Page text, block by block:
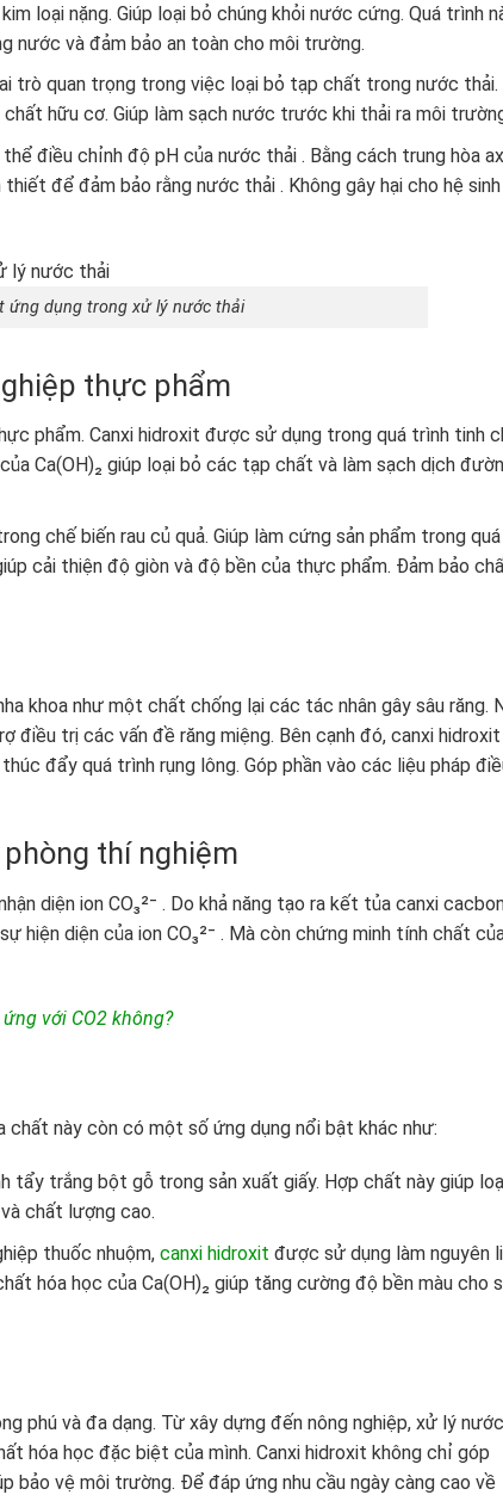
loại nặng. Giúp loại bỏ chúng khỏi nước cứng. Quá trình
nước và đảm bảo an toàn cho môi trường.
trò quan trọng trong việc loại bỏ tạp chất trong nước thải.
hữu cơ. Giúp làm sạch nước trước khi thải ra môi
điều chỉnh độ pH của nước thải . Bằng cách trung hòa
để đảm bảo rằng nước thải . Không gây hại cho hệ sinh
ứng dụng trong xử lý nước thải
thực phẩm
phẩm. Canxi hidroxit được sử dụng trong quá trình tinh
Ca(OH)₂ giúp loại bỏ các tạp chất và làm sạch dịch
chế biến rau củ quả. Giúp làm cứng sản phẩm trong quá
cải thiện độ giòn và độ bền của thực phẩm. Đảm bảo
khoa như một chất chống lại các tác nhân gây sâu răng.
điều trị các vấn đề răng miệng. Bên cạnh đó, canxi hidroxit
đẩy quá trình rụng lông. Góp phần vào các liệu pháp
thí nghiệm
diện ion CO₃²⁻ . Do khả năng tạo ra kết tủa canxi
hiện diện của ion CO₃²⁻ . Mà còn chứng minh tính chất
với CO2 không?
chất này còn có một số ứng dụng nổi bật khác như:
tẩy trắng bột gỗ trong sản xuất giấy. Hợp chất này giúp
chất lượng cao.
thuốc nhuộm, canxi hidroxit được sử dụng làm nguyên
hóa học của Ca(OH)₂ giúp tăng cường độ bền màu cho
phú và đa dạng. Từ xây dựng đến nông nghiệp, xử lý nước
hóa học đặc biệt của mình. Canxi hidroxit không chỉ góp
bảo vệ môi trường. Để đáp ứng nhu cầu ngày càng cao về